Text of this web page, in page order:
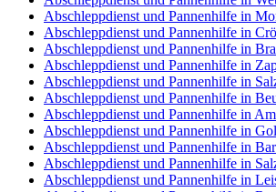
Abschleppdienst und Pannenhilfe in
Abschleppdienst und Pannenhilfe in
Abschleppdienst und Pannenhilfe in
Abschleppdienst und Pannenhilfe in
Abschleppdienst und Pannenhilfe in
Abschleppdienst und Pannenhilfe in
Abschleppdienst und Pannenhilfe in
Abschleppdienst und Pannenhilfe in
Abschleppdienst und Pannenhilfe in
Abschleppdienst und Pannenhilfe in
Abschleppdienst und Pannenhilfe in